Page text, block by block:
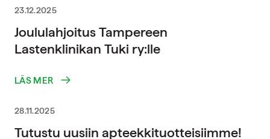
23.12.2025
Joululahjoitus Tampereen
Lastenklinikan Tuki ry:lle
LÄS MER
28.11.2025
Tutustu uusiin apteekkituotteisiimme!